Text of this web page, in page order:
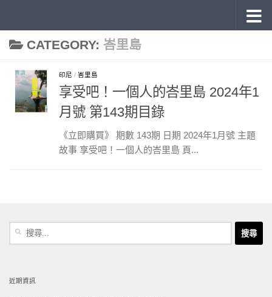
CATEGORY: 峇里島
印尼 / 峇里島
享受吧！一個人的峇里島 2024年1
月號 第143期目錄
《立即購買》 期數 143期 日期 2024年1月號 主題
故事 享受吧！一個人的峇里島 頁...
近期資訊